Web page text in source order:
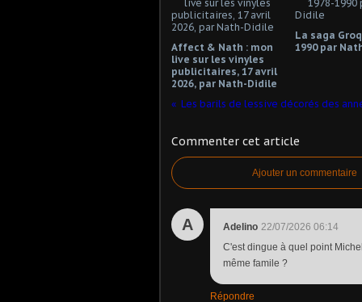
Affect & Nath : mon
live sur les vinyles
publicitaires, 17 avril
2026, par Nath-Didile
La saga
1990 par
Commenter cet article
Ajouter un commentaire
A Adelino 22/07/2026 06:14
C'est dingue à quel point
même famile ?
Répondre